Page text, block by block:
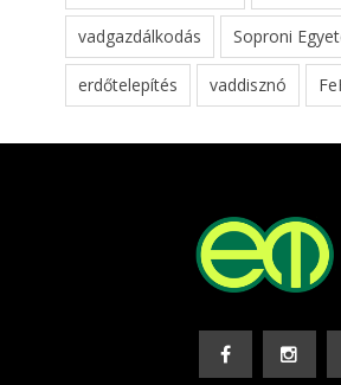
vadgazdálkodás Soproni
erdőtelepítés vaddisznó